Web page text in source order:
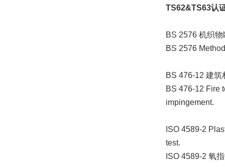
TS62&TS63认
BS 2576 机织
BS 2576
BS 476-12 建
BS 476-12 Fire
impingement.
ISO 4589-2
test.
ISO 4589-2 氧